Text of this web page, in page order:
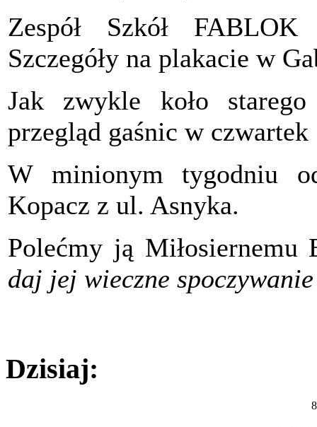
Zespół Szkół
Szczegóły na plakacie w
Jak zwykle koło
przegląd gaśnic w
W minionym tygodniu
Kopacz z ul. Asnyka.
Polećmy ją Miłosiernemu
daj jej wieczne
Dzisiaj: